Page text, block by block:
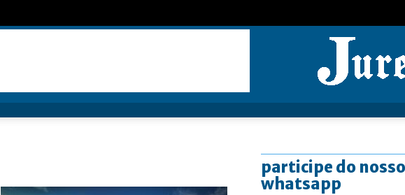
participe do
whatsapp